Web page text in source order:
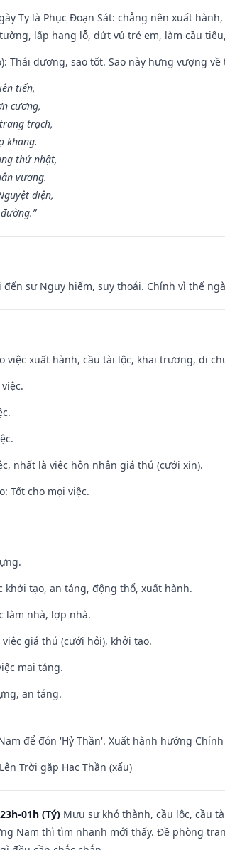
Tỵ là Phục Đoạn Sát: chẳng nên xuất
lấp hang lỗ, dứt vú trẻ em, làm cầu
Thái dương, sao tốt. Sao này hưng vượng
tiến,
cương,
trạch,
khang.
thử nhật,
vương.
điện,
đến sự Nguy hiểm, suy thoái. Chính vì thế
việc xuất hành, cầu tài lộc, khai trương, di
nhất là việc hôn nhân giá thú (cưới xin).
Tốt cho mọi việc.
khởi tạo, an táng, động thổ, xuất hành.
làm nhà, lợp nhà.
giá thú (cưới hỏi), khởi tạo.
mai táng.
an táng.
để đón 'Hỷ Thần'. Xuất hành hướng Chính
Trời gặp Hạc Thần (xấu)
01h (Tý) Mưu sự khó thành, cầu lộc, cầu
Nam thì tìm nhanh mới thấy. Đề phòng